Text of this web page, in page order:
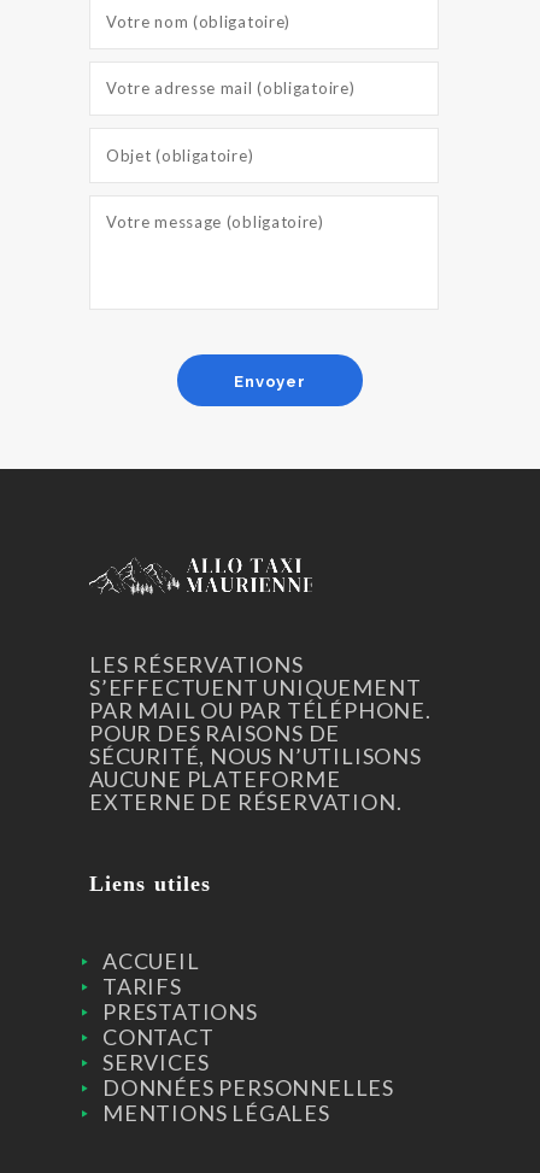
LES RÉSERVATIONS
S’EFFECTUENT UNIQUEMENT
PAR MAIL OU PAR TÉLÉPHONE.
POUR DES RAISONS DE
SÉCURITÉ, NOUS N’UTILISONS
AUCUNE PLATEFORME
EXTERNE DE RÉSERVATION.
Liens utiles
ACCUEIL
TARIFS
PRESTATIONS
CONTACT
SERVICES
DONNÉES PERSONNELLES
MENTIONS LÉGALES